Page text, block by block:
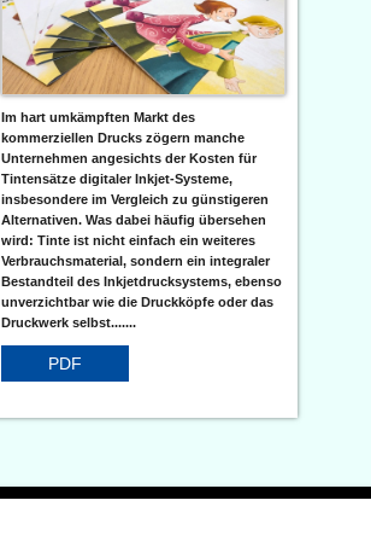
Im hart umkämpften Markt des
kommerziellen Drucks zögern manche
Unternehmen angesichts der Kosten für
Tintensätze digitaler Inkjet-Systeme,
insbesondere im Vergleich zu günstigeren
Alternativen. Was dabei häufig übersehen
wird: Tinte ist nicht einfach ein weiteres
Verbrauchsmaterial, sondern ein integraler
Bestandteil des Inkjetdrucksystems, ebenso
unverzichtbar wie die Druckköpfe oder das
Druckwerk selbst.......
PDF